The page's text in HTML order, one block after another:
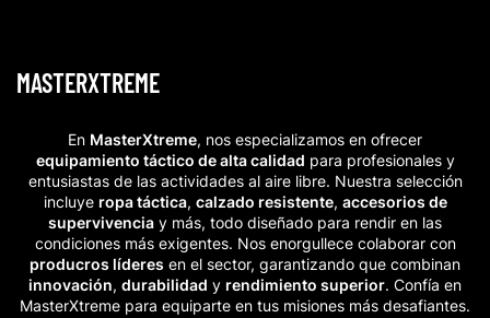
MASTERXTREME
En MasterXtreme, nos especializamos en ofrecer
equipamiento táctico de alta calidad para profesionales y
entusiastas de las actividades al aire libre. Nuestra selección
incluye ropa táctica, calzado resistente, accesorios de
supervivencia y más, todo diseñado para rendir en las
condiciones más exigentes. Nos enorgullece colaborar con
producros líderes en el sector, garantizando que combinan
innovación, durabilidad y rendimiento superior. Confía en
MasterXtreme para equiparte en tus misiones más desafiantes.